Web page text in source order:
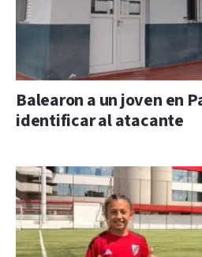
Balearon a un joven en
identificar al atacante